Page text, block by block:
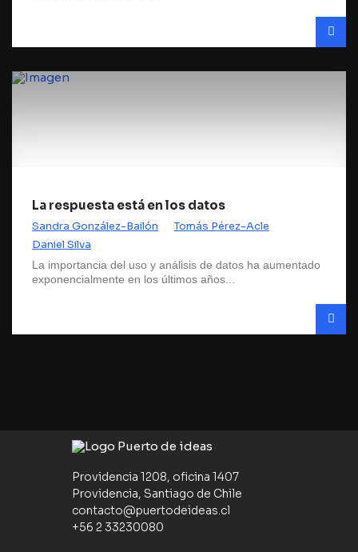
La respuesta está en los datos
Sandra González-Bailón
Tomás Pérez-Acle
Daniel Silva
La importancia del uso y análisis de datos ha aumentado
exponencialmente en los últimos años...
Providencia 1208, oficina 1407
Providencia, Santiago de Chile
contacto@puertodeideas.cl
+56 2 33230080